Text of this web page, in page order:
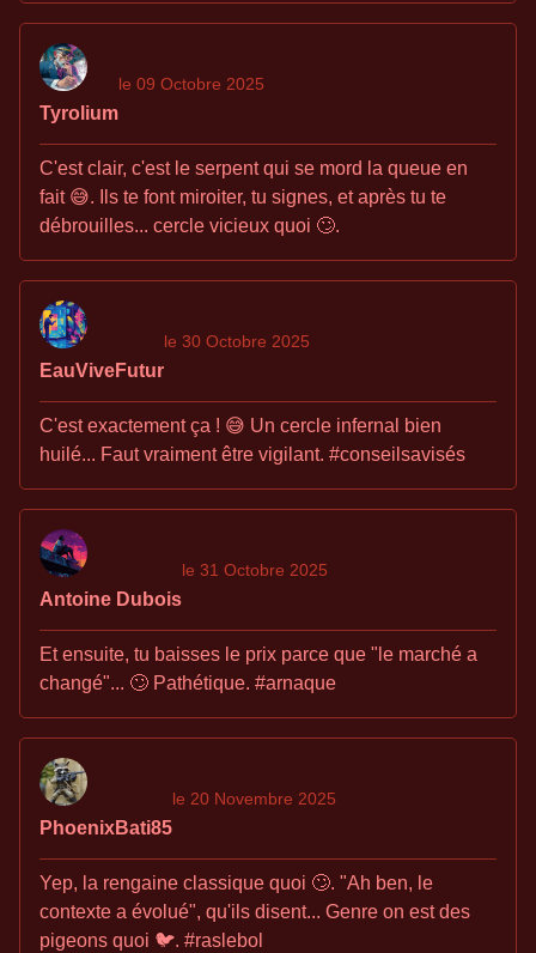
Tyrolium
le 09 Octobre 2025
C'est clair, c'est le serpent qui se mord la queue en
fait 😅. Ils te font miroiter, tu signes, et après tu te
débrouilles... cercle vicieux quoi 🙄.
EauViveFutur
le 30 Octobre 2025
C'est exactement ça ! 😅 Un cercle infernal bien
huilé... Faut vraiment être vigilant. #conseilsavisés
Antoine Dubois
le 31 Octobre 2025
Et ensuite, tu baisses le prix parce que "le marché a
changé"... 🙄 Pathétique. #arnaque
PhoenixBati85
le 20 Novembre 2025
Yep, la rengaine classique quoi 🙄. "Ah ben, le
contexte a évolué", qu'ils disent... Genre on est des
pigeons quoi 🐦. #raslebol